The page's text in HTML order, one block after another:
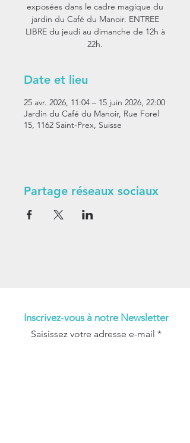
exposées dans le cadre magique du
jardin du Café du Manoir. ENTREE
LIBRE du jeudi au dimanche de 12h à
22h.
Date et lieu
25 avr. 2026, 11:04 – 15 juin 2026, 22:00
Jardin du Café du Manoir, Rue Forel
15, 1162 Saint-Prex, Suisse
Partage réseaux sociaux
Inscrivez-vous à notre Newsletter
Saisissez votre adresse e-mail